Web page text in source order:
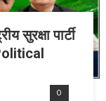
सुरक्षा पार्टी
0